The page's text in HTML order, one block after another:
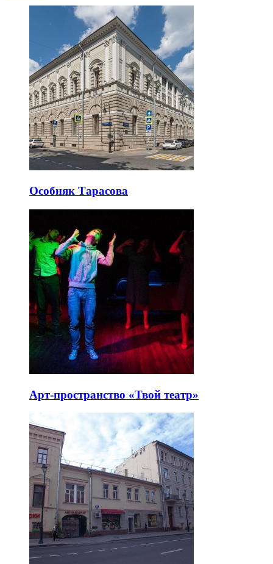
Особняк Тарасова
Арт-пространство «Твой театр»